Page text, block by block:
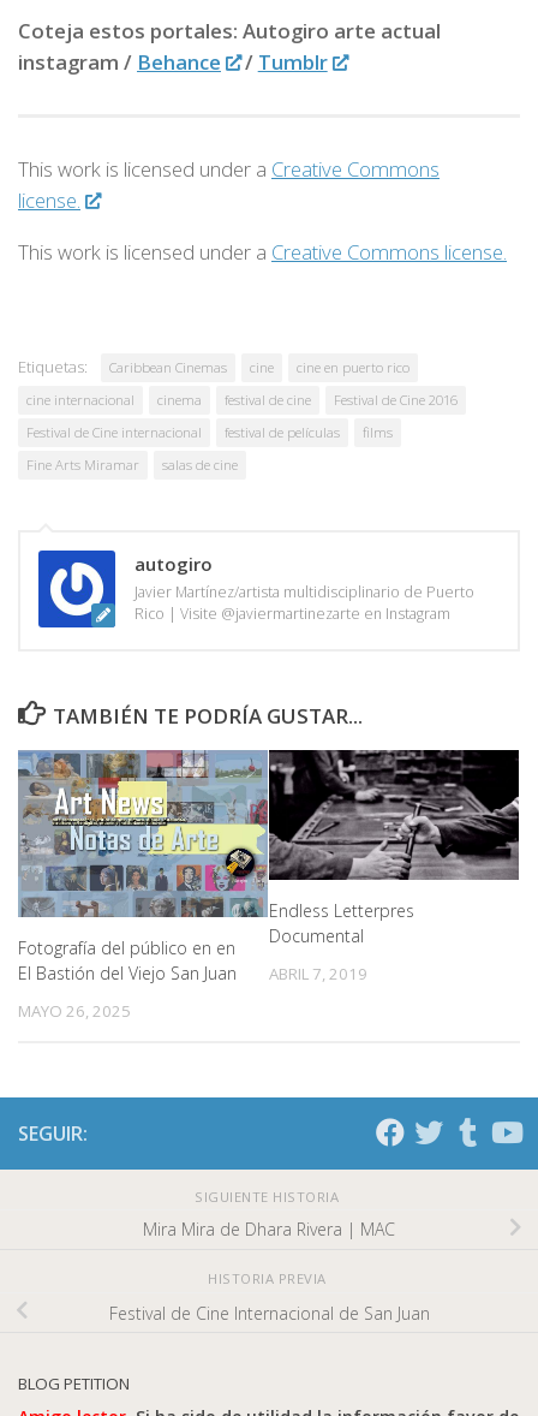
Coteja estos portales: Autogiro arte actual
instagram / Behance / Tumblr
This work is licensed under a Creative Commons
license.
This work is licensed under a Creative Commons license.
Etiquetas: Caribbean Cinemas cine
cine en puerto rico
cine internacional
cinema festival de cine
Festival de Cine 2016
Festival de Cine internacional
festival de películas
films
Fine Arts Miramar
salas de cine
autogiro
Javier Martínez/artista multidisciplinario de Puerto
Rico | Visite @javiermartinezarte en Instagram
TAMBIÉN TE PODRÍA GUSTAR...
Fotografía del público en en
El Bastión del Viejo San Juan
MAYO 26, 2025
Endless Letterpres
Documental
ABRIL 7, 2019
SEGUIR:
SIGUIENTE HISTORIA
Mira Mira de Dhara Rivera | MAC
HISTORIA PREVIA
Festival de Cine Internacional de San Juan
BLOG PETITION